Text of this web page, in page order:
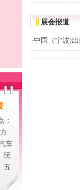
：
车
玩
五
展会报道
·中国（宁波)